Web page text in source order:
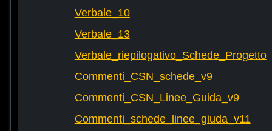
Verbale_10
Verbale_13
Verbale_riepilogativo_Schede_Progetto
Commenti_CSN_schede_v9
Commenti_CSN_Linee_Guida_v9
Commenti_schede_linee_giuda_v11